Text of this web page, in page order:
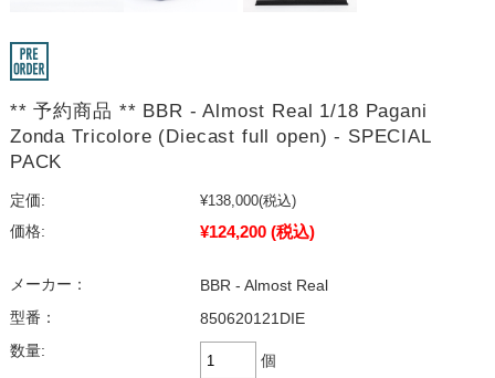
** 予約商品 ** BBR - Almost Real 1/18 Pagani
Zonda Tricolore (Diecast full open) - SPECIAL
PACK
定価: ¥138,000(税込)
価格:
¥124,200 (税込)
メーカー：
BBR - Almost Real
型番：
850620121DIE
数量:
個